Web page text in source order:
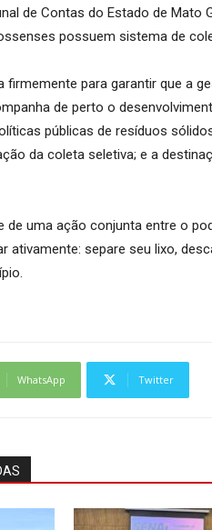
de Contas do Estado de Mato
possuem sistema de
firmemente para garantir que a
de perto o
públicas de resíduos
da coleta seletiva; e a
de uma ação conjunta entre o
ativamente: separe seu lixo,
WhatsApp Twitter